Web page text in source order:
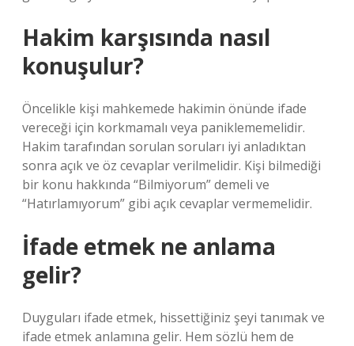
Hakim karşısında nasıl
konuşulur?
Öncelikle kişi mahkemede hakimin önünde ifade
vereceği için korkmamalı veya paniklememelidir.
Hakim tarafından sorulan soruları iyi anladıktan
sonra açık ve öz cevaplar verilmelidir. Kişi bilmediği
bir konu hakkında “Bilmiyorum” demeli ve
“Hatırlamıyorum” gibi açık cevaplar vermemelidir.
İfade etmek ne anlama
gelir?
Duyguları ifade etmek, hissettiğiniz şeyi tanımak ve
ifade etmek anlamına gelir. Hem sözlü hem de